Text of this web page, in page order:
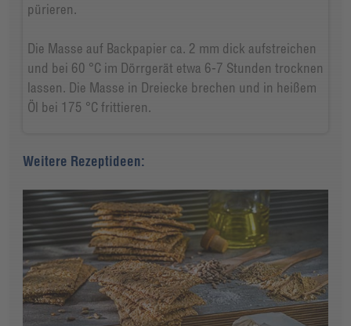
pürieren.
Die Masse auf Backpapier ca. 2 mm dick aufstreichen
und bei 60 °C im Dörrgerät etwa 6-7 Stunden trocknen
lassen. Die Masse in Dreiecke brechen und in heißem
Öl bei 175 °C frittieren.
Weitere Rezeptideen: